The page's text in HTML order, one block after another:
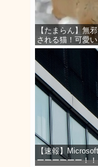
【たまらん】無
される猫！可愛
【速報】
ーーーーーー！！